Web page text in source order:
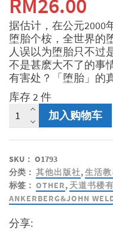
RM26.00
据估计，在公元2000
堕胎个桉，全世界的
人误以为堕胎只不过
不是甚麽大不了的事
有害处？「堕胎」的
库存 2 件
堕
胎
相
数
量
加入购物车
SKU： O1793
分类： 其他出版社,生活
标签： OTHER, 天道书楼
ANKERBERG&JOHN
分享: